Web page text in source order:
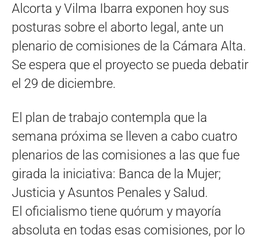
Alcorta y Vilma Ibarra exponen hoy sus
posturas sobre el aborto legal, ante un
plenario de comisiones de la Cámara Alta.
Se espera que el proyecto se pueda debatir
el 29 de diciembre.
El plan de trabajo contempla que la
semana próxima se lleven a cabo cuatro
plenarios de las comisiones a las que fue
girada la iniciativa: Banca de la Mujer;
Justicia y Asuntos Penales y Salud.
El oficialismo tiene quórum y mayoría
absoluta en todas esas comisiones, por lo